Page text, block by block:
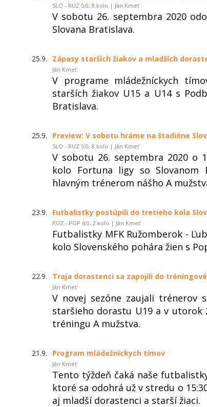
SLO - RUZ 5:0, 8.kolo | Ján Kmeť
V sobotu 26. septembra 2020
Slovana Bratislava.
25.9. Zápasy starších žiakov a mladších
Ján Kmeť
V programe mládežníckych
starších žiakov U15 a U14 s
Bratislava.
25.9. Preview: V sobotu hráme na štadióne
SLO - RUZ 5:0, 8.kolo | Ján Kmeť
V sobotu 26. septembra 2020 o
kolo Fortuna ligy so
hlavným trénerom nášho A
23.9. Futbalistky postúpili do tretieho kola
RUZ - POP 6:0, 2.kolo | Ján Kmeť
Futbalistky MFK Ružomberok -
kolo Slovenského pohára žien s
22.9. Traja dorastenci sa zapojili do
Ján Kmeť
V novej sezóne zaujali trénerov
staršieho dorastu U19 a v
tréningu A mužstva.
21.9. Program mládežníckych tímov
Ján Kmeť
Tento týždeň čaká naše
ktoré sa odohrá už v stredu o
aj mladší dorastenci a starší žiaci.